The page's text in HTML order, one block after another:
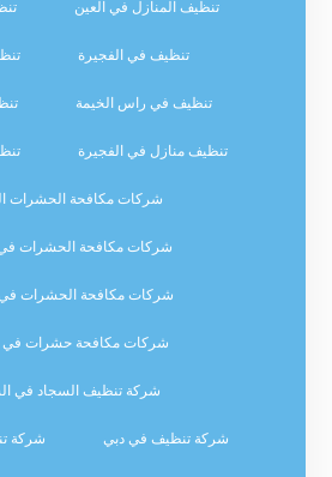
تنظيف المنازل في العين
تنظيف في الفجيرة
تنظيف في راس الخيمة
تنظيف منازل في الفجيرة
شركات مكافحة الحشرات
شركات مكافحة الحشرات
شركات مكافحة الحشرات في
شركات مكافحة حشرات في
شركة تنظيف السجاد في
شركة تنظيف في دبي شركة